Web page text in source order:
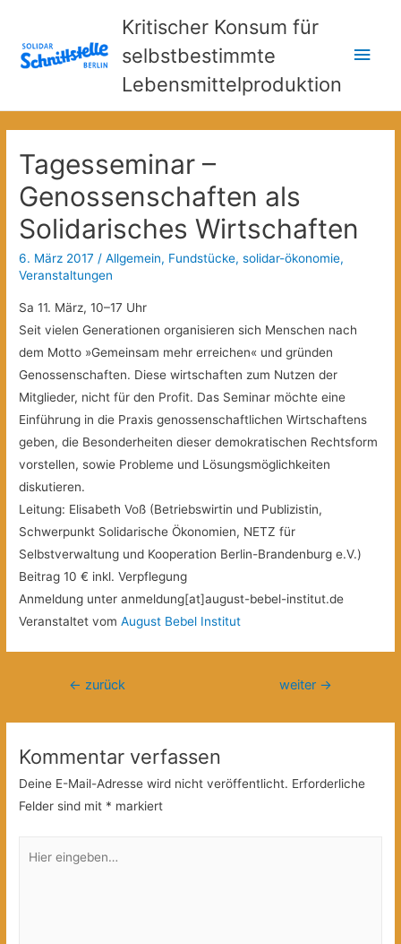
Kritischer Konsum für
selbstbestimmte
Lebensmittelproduktion
Tagesseminar –
Genossenschaften als
Solidarisches Wirtschaften
6. März 2017 /Allgemein, Fundstücke,solidar-ökonomie,
Veranstaltungen
Sa 11. März, 10–17 Uhr
Seit vielen Generationen organisieren sich Menschen nach
dem Motto »Gemeinsam mehr erreichen« und gründen
Genossenschaften. Diese wirtschaften zum Nutzen der
Mitglieder, nicht für den Profit. Das Seminar möchte eine
Einführung in die Praxis genossenschaftlichen Wirtschaftens
geben, die Besonderheiten dieser demokratischen Rechtsform
vorstellen, sowie Probleme und Lösungsmöglichkeiten
diskutieren.
Leitung: Elisabeth Voß (Betriebswirtin und Publizistin,
Schwerpunkt Solidarische Ökonomien, NETZ für
Selbstverwaltung und Kooperation Berlin-Brandenburg e.V.)
Beitrag 10 € inkl. Verpflegung
Anmeldung unter anmeldung[at]august-bebel-institut.de
Veranstaltet vomAugust Bebel Institut
Beitragsnavigation
← zurück weiter →
Kommentar verfassen
Deine E-Mail-Adresse wird nicht veröffentlicht. Erforderliche
Felder sind mit * markiert
eingeben…